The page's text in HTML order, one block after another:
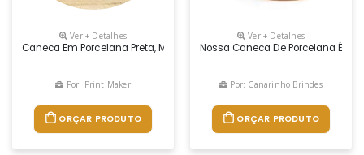
Ver + Detalhes
Caneca Em Porcelana Preta, Modelo Collection, 360 Ml.
Por: Print Maker
ORÇAR PRODUTO
Ver + Detalhes
Nossa Caneca De Porcelana É
Por: Canarinho Brindes
ORÇAR PRODUTO